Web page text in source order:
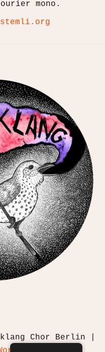
mono.
Chor Berlin |